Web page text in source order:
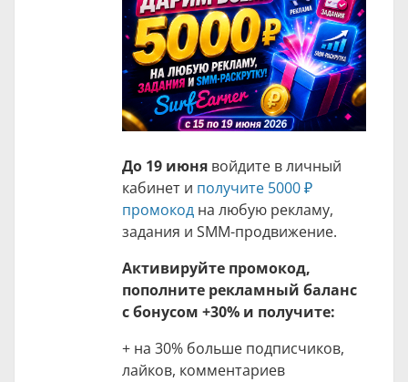
До 19 июня войдите в личный
кабинет и получите 5000 ₽
промокод на любую рекламу,
задания и SMM-продвижение.
Активируйте промокод,
пополните рекламный баланс
с бонусом +30% и получите:
+ на 30% больше подписчиков,
лайков, комментариев